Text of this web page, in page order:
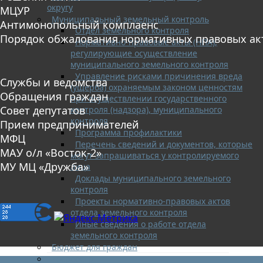
округу
Муниципальный земельный контроль
Отдел земельного контроля
Нормативно-правовые акты (НПА),
регулирующие осуществление
муниципального земельного контроля
Управление рисками причинения вреда
(ущерба) охраняемым законом ценностям
при осуществлении государственного
контроля (надзора), муниципального
контроля
Программа профилактики
Перечень сведений и документов, которые
могут запрашиваться у контролируемого
лица
Доклады муниципального земельного
контроля
Проекты нормативно-правовых актов
отдела земельного контроля
Иные сведения о работе отдела
земельного контроля
Бюджет для граждан
Росреестр
МЦУР
Антимонопольный комплаенс
Порядок обжалования нормативных правовых
Службы и ведомства
Обращения граждан
Совет депутатов
Прием предпринимателей
МФЦ
МАУ о/л «Восток-2»
МУ МЦ «Дружба»